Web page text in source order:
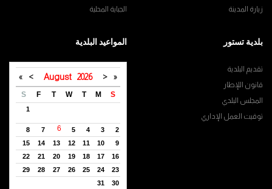
زيارة المدينة
الجباية المحلية
بلدية تستور
تقديم البلدية
قانون اللإطار
المجلس البلدي
توقيت العمل الإداري
المواعيد البلدية
«
<
August 2026
>
»
S
M
T
W
T
F
S
1
2
3
4
5
6
7
8
9
10
11
12
13
14
15
16
17
18
19
20
21
22
23
24
25
26
27
28
29
30
31